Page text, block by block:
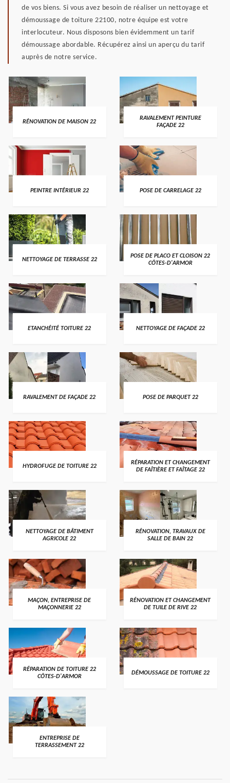
de vos biens. Si vous avez besoin de réaliser un nettoyage et
démoussage de toiture 22100, notre équipe est votre
interlocuteur. Nous disposons bien évidemment un tarif
démoussage abordable. Récupérez ainsi un aperçu du tarif
auprès de notre service.
RÉNOVATION DE MAISON 22
RAVALEMENT PEINTURE
FAÇADE 22
PEINTRE INTÉRIEUR 22 POSE DE CARRELAGE 22
NETTOYAGE DE TERRASSE 22
POSE DE PLACO ET CLOISON 22
CÔTES-D'ARMOR
ETANCHÉITÉ TOITURE 22 NETTOYAGE DE FAÇADE 22
RAVALEMENT DE FAÇADE 22 POSE DE PARQUET 22
HYDROFUGE DE TOITURE 22
RÉPARATION ET CHANGEMENT
DE FAÎTIÈRE ET FAÎTAGE 22
NETTOYAGE DE BÂTIMENT
AGRICOLE 22
RÉNOVATION, TRAVAUX DE
SALLE DE BAIN 22
MAÇON, ENTREPRISE DE
MAÇONNERIE 22
RÉNOVATION ET CHANGEMENT
DE TUILE DE RIVE 22
RÉPARATION DE TOITURE 22
CÔTES-D'ARMOR
DÉMOUSSAGE DE TOITURE 22
ENTREPRISE DE
TERRASSEMENT 22